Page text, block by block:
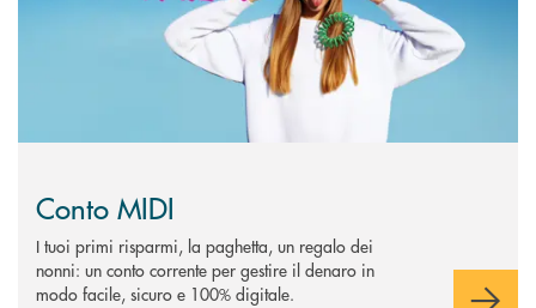
Conto MIDI
I tuoi primi risparmi, la paghetta, un regalo dei
nonni: un conto corrente per gestire il denaro in
modo facile, sicuro e 100% digitale.